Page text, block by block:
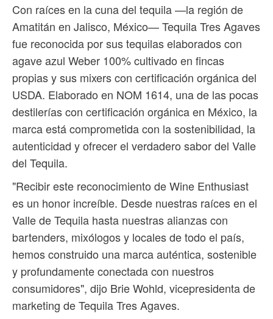
Con raíces en la cuna del tequila —la región de
Amatitán en Jalisco, México— Tequila Tres Agaves
fue reconocida por sus tequilas elaborados con
agave azul Weber 100% cultivado en fincas
propias y sus mixers con certificación orgánica del
USDA. Elaborado en NOM 1614, una de las pocas
destilerías con certificación orgánica en México, la
marca está comprometida con la sostenibilidad, la
autenticidad y ofrecer el verdadero sabor del Valle
del Tequila.
"Recibir este reconocimiento de Wine Enthusiast
es un honor increíble. Desde nuestras raíces en el
Valle de Tequila hasta nuestras alianzas con
bartenders, mixólogos y locales de todo el país,
hemos construido una marca auténtica, sostenible
y profundamente conectada con nuestros
consumidores", dijo Brie Wohld, vicepresidenta de
marketing de Tequila Tres Agaves.